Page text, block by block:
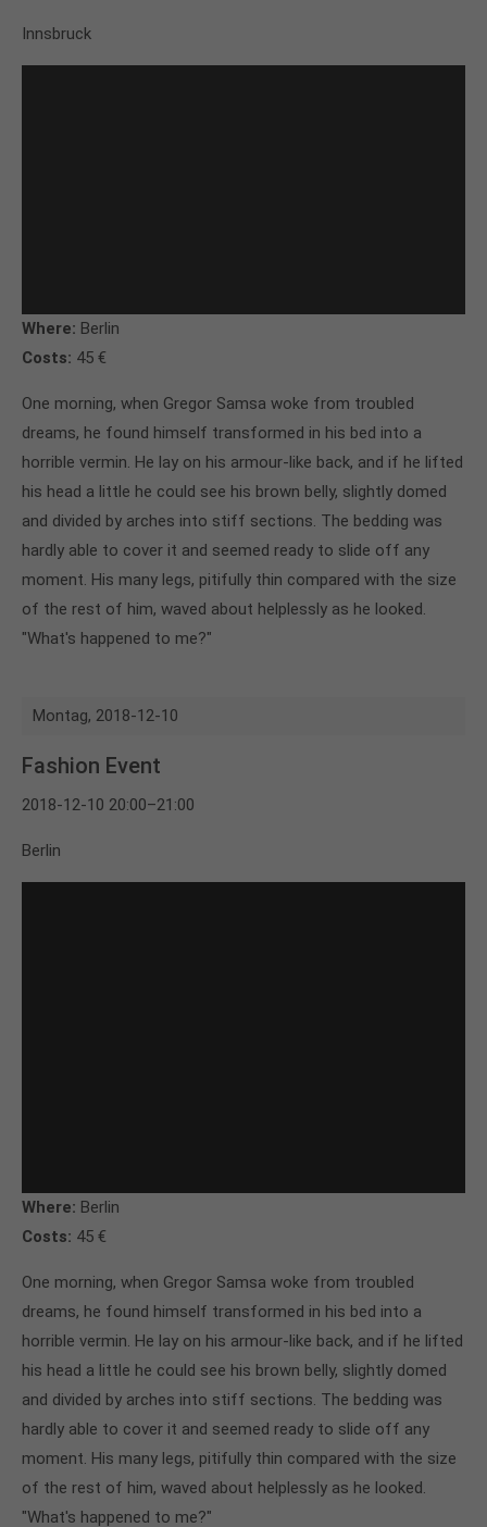
Innsbruck
Where: Berlin
Costs: 45 €
One morning, when Gregor Samsa woke from troubled
dreams, he found himself transformed in his bed into a
horrible vermin. He lay on his armour-like back, and if he lifted
his head a little he could see his brown belly, slightly domed
and divided by arches into stiff sections. The bedding was
hardly able to cover it and seemed ready to slide off any
moment. His many legs, pitifully thin compared with the size
of the rest of him, waved about helplessly as he looked.
"What's happened to me?"
Montag, 2018-12-10
Fashion Event
2018-12-10 20:00–21:00
Berlin
Where: Berlin
Costs: 45 €
One morning, when Gregor Samsa woke from troubled
dreams, he found himself transformed in his bed into a
horrible vermin. He lay on his armour-like back, and if he lifted
his head a little he could see his brown belly, slightly domed
and divided by arches into stiff sections. The bedding was
hardly able to cover it and seemed ready to slide off any
moment. His many legs, pitifully thin compared with the size
of the rest of him, waved about helplessly as he looked.
"What's happened to me?"